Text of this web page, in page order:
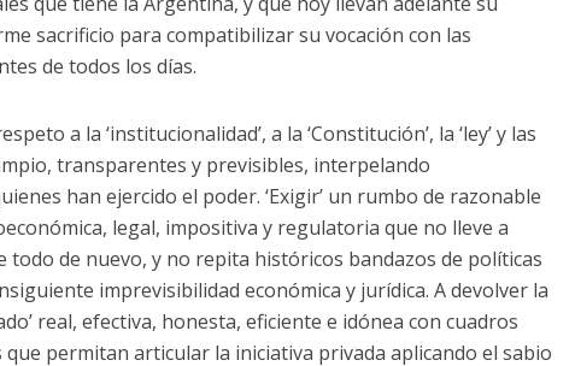
sacrificio para compatibilizar su vocación con las
de todos los días.
a la ‘institucionalidad’, a la ‘Constitución’, la ‘ley’ y las
transparentes y previsibles, interpelando
han ejercido el poder. ‘Exigir’ un rumbo de razonable
legal, impositiva y regulatoria que no lleve a
todo de nuevo, y no repita históricos bandazos de políticas
imprevisibilidad económica y jurídica. A devolver la
real, efectiva, honesta, eficiente e idónea con cuadros
permitan articular la iniciativa privada aplicando el sabio